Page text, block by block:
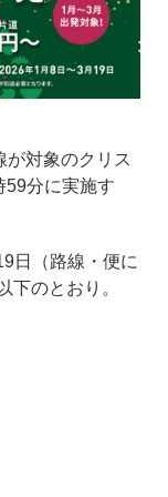
対象のクリス
59分に実施す
日（路線・便に
下のとおり。